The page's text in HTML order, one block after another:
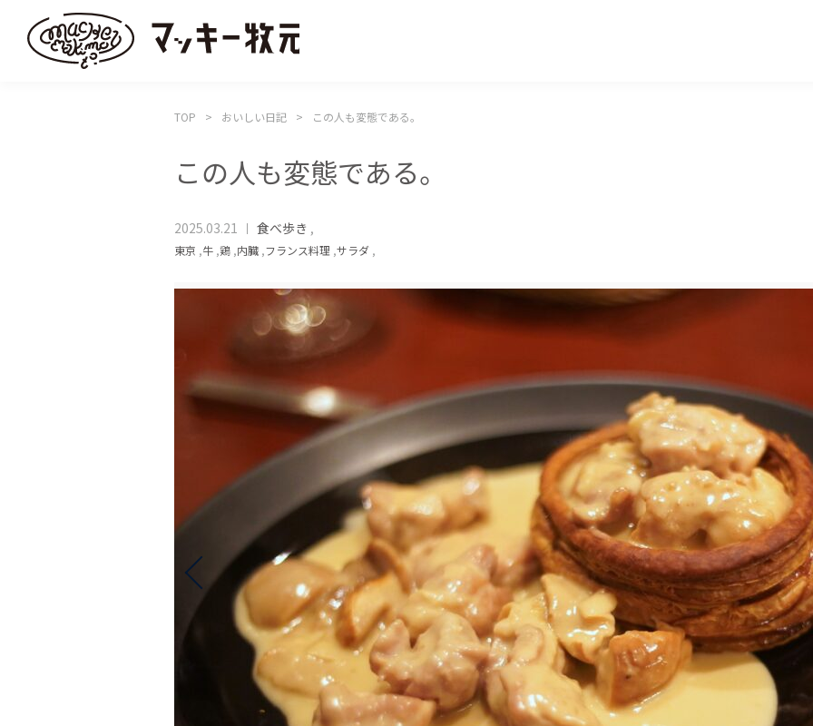
TOP おいしい日記 この人も変態である。
この人も変態である。
2025.03.21 食べ歩き ,
東京 ,牛 ,鶏 ,内臓 ,フランス料理 ,サラダ ,